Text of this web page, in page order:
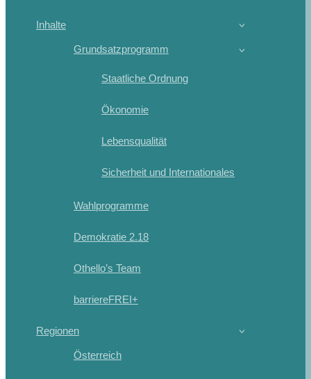
Inhalte
Grundsatzprogramm
Staatliche Ordnung
Ökonomie
Lebensqualität
Sicherheit und Internationales
Wahlprogramme
Demokratie 2.18
Othello’s Team
barriereFREI+
Regionen
Österreich